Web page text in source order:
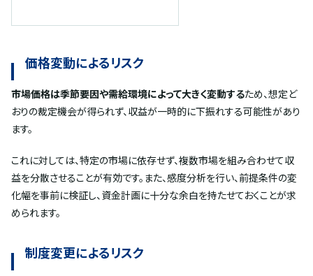
価格変動によるリスク
市場価格は季節要因や需給環境によって大きく変動するため、想定ど
おりの裁定機会が得られず、収益が一時的に下振れする可能性があり
ます。
これに対しては、特定の市場に依存せず、複数市場を組み合わせて収
益を分散させることが有効です。また、感度分析を行い、前提条件の変
化幅を事前に検証し、資金計画に十分な余白を持たせておくことが求
められます。
制度変更によるリスク